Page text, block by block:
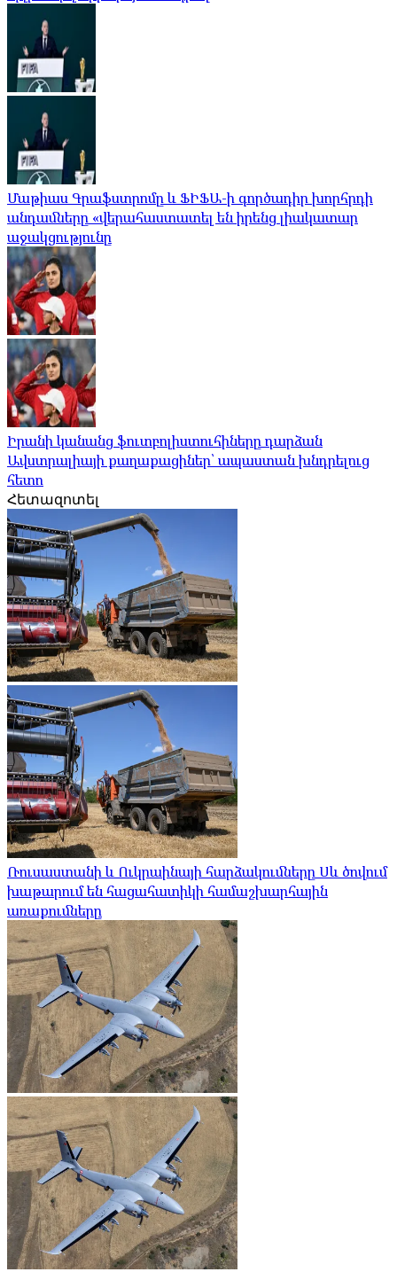
Մաթիաս Գրաֆստրոմը և ՖԻՖԱ-ի գործադիր խորհրդի
անդամները «վերահաստատել են իրենց լիակատար
աջակցությունը
Իրանի կանանց ֆուտբոլիստուհիները դարձան
Ավստրալիայի քաղաքացիներ՝ ապաստան խնդրելուց
հետո
Հետազոտել
Ռուսաստանի և Ուկրաինայի հարձակումները Սև ծովում
խաթարում են հացահատիկի համաշխարհային
առաքումները